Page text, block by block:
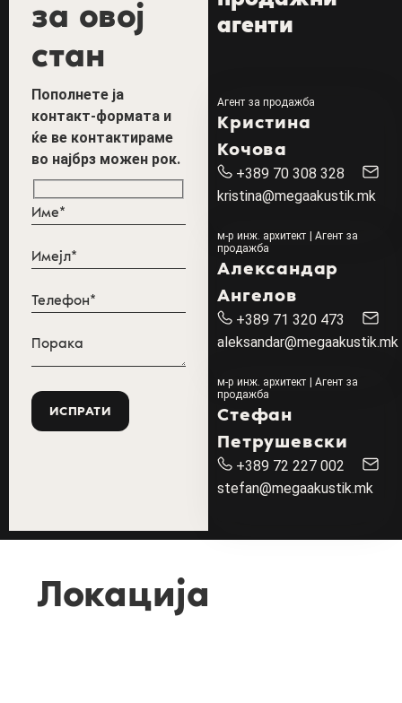
за овој
стан
Пополнете ја
контакт-формата и
ќе ве контактираме
во најбрз можен рок.
агенти
Агент за продажба
Кристина
Кочова
+389 70 308 328
kristina@megaakustik.mk
м-р инж. архитект | Агент за
продажба
Александар
Ангелов
+389 71 320 473
aleksandar@megaakustik.mk
м-р инж. архитект | Агент за
продажба
Стефан
Петрушевски
+389 72 227 002
stefan@megaakustik.mk
Локација